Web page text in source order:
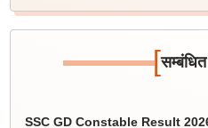
[
SSC GD Constable Result 2026